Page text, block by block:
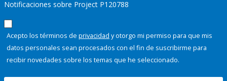
Notificaciones sobre Project P120788
Acepto los términos de privacidad y otorgo mi permiso para que mis
datos personales sean procesados con el fin de suscribirme para
recibir novedades sobre los temas que he seleccionado.